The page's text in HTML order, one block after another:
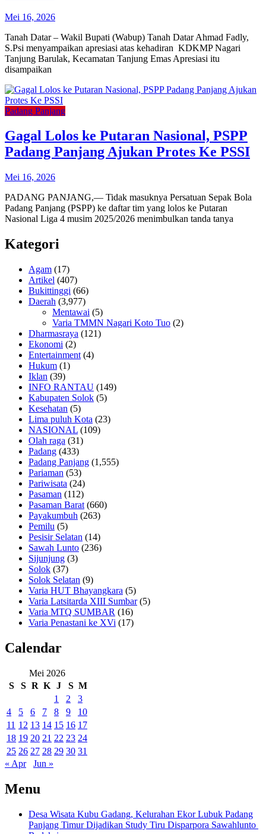
Mei 16, 2026
Tanah Datar – Wakil Bupati (Wabup) Tanah Datar Ahmad Fadly,
S.Psi menyampaikan apresiasi atas kehadiran KDKMP Nagari
Tanjung Barulak, Kecamatan Tanjung Emas Apresiasi itu
disampaikan
Padang Panjang
Gagal Lolos ke Putaran Nasional, PSPP
Padang Panjang Ajukan Protes Ke PSSI
Mei 16, 2026
PADANG PANJANG,— Tidak masuknya Persatuan Sepak Bola
Padang Panjang (PSPP) ke daftar tim yang lolos ke Putaran
Nasional Liga 4 musim 2025/2026 menimbulkan tanda tanya
Kategori
Agam (17)
Artikel (407)
Bukittinggi (66)
Daerah (3,977)
Mentawai (5)
Varia TMMN Nagari Koto Tuo (2)
Dharmasraya (121)
Ekonomi (2)
Entertainment (4)
Hukum (1)
Iklan (39)
INFO RANTAU (149)
Kabupaten Solok (5)
Kesehatan (5)
Lima puluh Kota (23)
NASIONAL (109)
Olah raga (31)
Padang (433)
Padang Panjang (1,555)
Pariaman (53)
Pariwisata (24)
Pasaman (112)
Pasaman Barat (660)
Payakumbuh (263)
Pemilu (5)
Pesisir Selatan (14)
Sawah Lunto (236)
Sijunjung (3)
Solok (37)
Solok Selatan (9)
Varia HUT Bhayangkara (5)
Varia Latsitarda XIII Sumbar(5)
Varia MTQ SUMBAR (16)
Varia Penastani ke XVi (17)
Calendar
Mei 2026
S
S R K J S M
1
2
3
4
5 6 7 8 9
10
11 12 13 14 15 16 17
18 19 20 21 22 23 24
25 26 27 28 29 30 31
« Apr
Jun »
Menu
Desa Wisata Kubu Gadang, Kelurahan Ekor Lubuk Padang
Panjang Timur Dijadikan Study Tiru Disparpora Sawahlunto